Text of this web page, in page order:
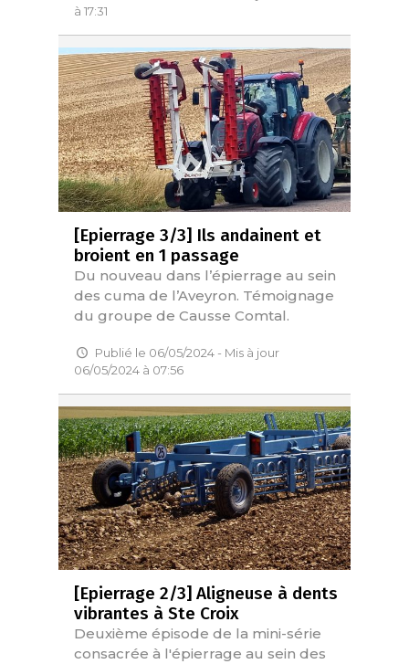
à 17:31
[Epierrage 3/3] Ils andainent et
broient en 1 passage
Du nouveau dans l’épierrage au sein
des cuma de l’Aveyron. Témoignage
du groupe de Causse Comtal.
Publié le 06/05/2024 - Mis à jour
06/05/2024 à 07:56
[Epierrage 2/3] Aligneuse à dents
vibrantes à Ste Croix
Deuxième épisode de la mini-série
consacrée à l'épierrage au sein des